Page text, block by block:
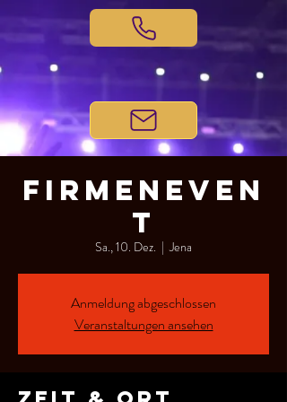
Firmeneven
t
Sa., 10. Dez.
  |
Jena
Anmeldung abgeschlossen
Veranstaltungen ansehen